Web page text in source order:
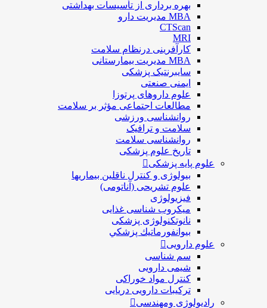
بهره برداری از تأسیسات بهداشتی
MBA مدیریت دارو
CTScan
MRI
کارآفرینی درنظام سلامت
MBA مدیریت بیمارستانی
سایبرنتیک پزشکی
ایمنی صنعتی
علوم داروهای پرتوزا
مطالعات اجتماعی مؤثر بر سلامت
روانشناسی ورزشی
سلامت و ترافیک
روانشناسی سلامت
تاریخ علوم پزشکی
علوم پایه پزشکی
بیولوژی و کنترل ناقلین بیماریها
علوم تشریحی (آناتومی)
فیزیولوژی
ميكروب شناسی غذایی
نانوتکنولوژی پزشکی
بيوانفورماتيك پزشكي
علوم دارویی
سم شناسی
شیمی دارویی
کنترل مواد خوراکی
ترکیبات دارویی دریایی
رادیولوژی ومهندسی